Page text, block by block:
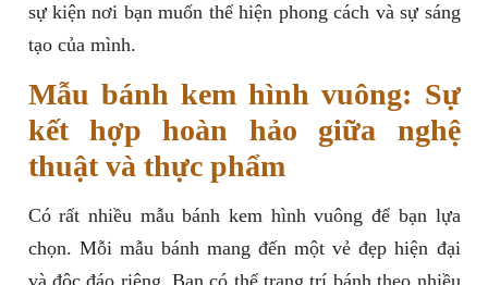
sự kiện nơi bạn muốn thể hiện phong cách và sự sáng
tạo của mình.
Mẫu bánh kem hình vuông: Sự
kết hợp hoàn hảo giữa nghệ
thuật và thực phẩm
Có rất nhiều mẫu bánh kem hình vuông để bạn lựa
chọn. Mỗi mẫu bánh mang đến một vẻ đẹp hiện đại